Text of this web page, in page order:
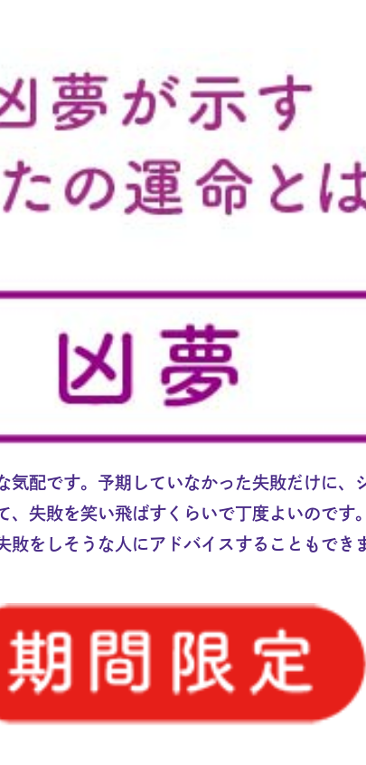
配です。予期していなかった失敗だけに、
、失敗を笑い飛ばすくらいで丁度よいので
敗をしそうな人にアドバイスすることもで